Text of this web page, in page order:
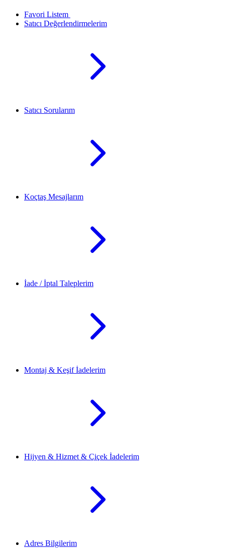
Favori Listem
Satıcı Değerlendirmelerim
Satıcı Sorularım
Koçtaş Mesajlarım
İade / İptal Taleplerim
Montaj & Keşif İadelerim
Hijyen & Hizmet & Çiçek İadelerim
Adres Bilgilerim